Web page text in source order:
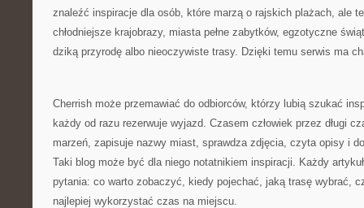
znaleźć inspiracje dla osób, które marzą o rajskich plażach, ale
chłodniejsze krajobrazy, miasta pełne zabytków, egzotyczne
dziką przyrodę albo nieoczywiste trasy. Dzięki temu serwis ma
Cherrish może przemawiać do odbiorców, którzy lubią szukać
każdy od razu rezerwuje wyjazd. Czasem człowiek przez długi
marzeń, zapisuje nazwy miast, sprawdza zdjęcia, czyta opisy i
Taki blog może być dla niego notatnikiem inspiracji. Każdy
pytania: co warto zobaczyć, kiedy pojechać, jaką trasę wybrać,
najlepiej wykorzystać czas na miejscu.